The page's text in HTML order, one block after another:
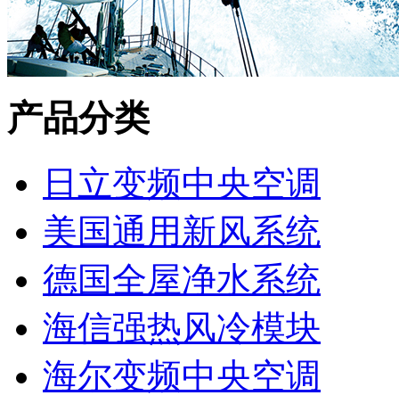
产品分类
日立变频中央空调
美国通用新风系统
德国全屋净水系统
海信强热风冷模块
海尔变频中央空调